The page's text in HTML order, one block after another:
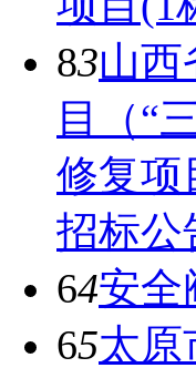
83山
目（“
修复项
招标公
64安全
65太原